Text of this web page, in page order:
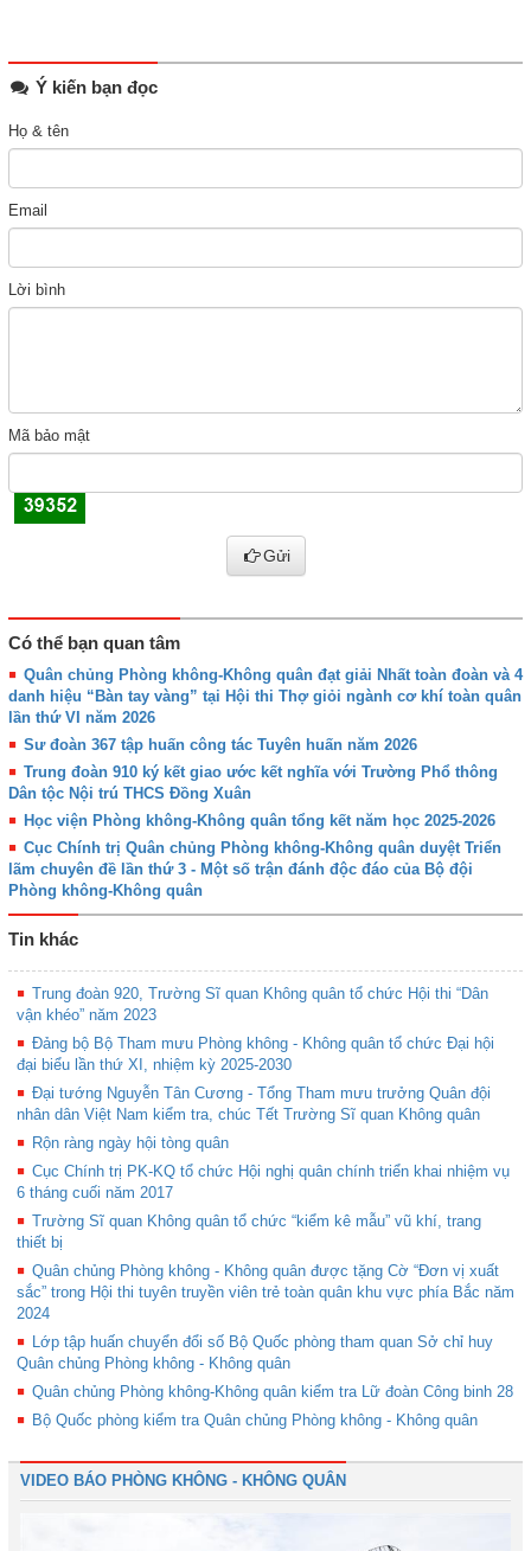
Ý kiến bạn đọc
Họ & tên
Email
Lời bình
Mã bảo mật
Gửi
Có thể bạn quan tâm
Quân chủng Phòng không-Không quân đạt giải Nhất toàn đoàn và 4
danh hiệu “Bàn tay vàng” tại Hội thi Thợ giỏi ngành cơ khí toàn quân
lần thứ VI năm 2026
Sư đoàn 367 tập huấn công tác Tuyên huấn năm 2026
Trung đoàn 910 ký kết giao ước kết nghĩa với Trường Phổ thông
Dân tộc Nội trú THCS Đồng Xuân
Học viện Phòng không-Không quân tổng kết năm học 2025-2026
Cục Chính trị Quân chủng Phòng không-Không quân duyệt Triển
lãm chuyên đề lần thứ 3 - Một số trận đánh độc đáo của Bộ đội
Phòng không-Không quân
Tin khác
Trung đoàn 920, Trường Sĩ quan Không quân tổ chức Hội thi “Dân
vận khéo” năm 2023
Đảng bộ Bộ Tham mưu Phòng không - Không quân tổ chức Đại hội
đại biểu lần thứ XI, nhiệm kỳ 2025-2030
Đại tướng Nguyễn Tân Cương - Tổng Tham mưu trưởng Quân đội
nhân dân Việt Nam kiểm tra, chúc Tết Trường Sĩ quan Không quân
Rộn ràng ngày hội tòng quân
Cục Chính trị PK-KQ tổ chức Hội nghị quân chính triển khai nhiệm vụ
6 tháng cuối năm 2017
Trường Sĩ quan Không quân tổ chức “kiểm kê mẫu” vũ khí, trang
thiết bị
Quân chủng Phòng không - Không quân được tặng Cờ “Đơn vị xuất
sắc” trong Hội thi tuyên truyền viên trẻ toàn quân khu vực phía Bắc năm
2024
Lớp tập huấn chuyển đổi số Bộ Quốc phòng tham quan Sở chỉ huy
Quân chủng Phòng không - Không quân
Quân chủng Phòng không-Không quân kiểm tra Lữ đoàn Công binh 28
Bộ Quốc phòng kiểm tra Quân chủng Phòng không - Không quân
VIDEO BÁO PHÒNG KHÔNG - KHÔNG QUÂN